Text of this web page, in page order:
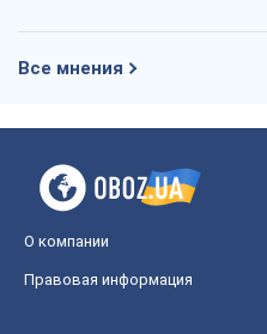
Все мнения
О компании
Правовая информация